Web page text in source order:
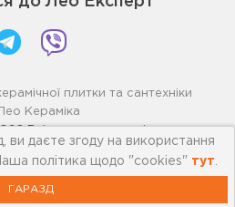
плитки та сантехніки
Кераміка
Всі права захищені
ви даєте згоду на використання
політика щодо "cookies" тут
ГАРАЗД